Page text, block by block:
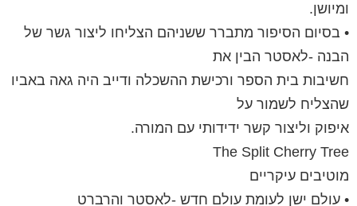
ומיושן.
• בסיום הסיפור מתברר ששניהם הצליחו ליצור גשר של
הבנה -לאסטר הבין את
חשיבות בית הספר ורכישת ההשכלה ודייב היה גאה באביו
שהצליח לשמור על
איפוק וליצור קשר ידידותי עם המורה.
The Split Cherry Tree
מוטיבים עיקריים
• עולם ישן לעומת עולם חדש -לאסטר והרברט